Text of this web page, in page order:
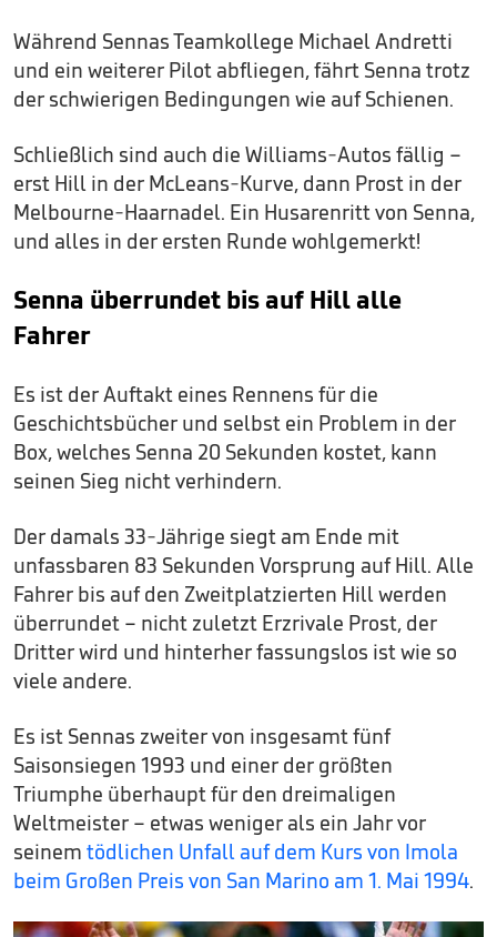
Während Sennas Teamkollege Michael Andretti
und ein weiterer Pilot abfliegen, fährt Senna trotz
der schwierigen Bedingungen wie auf Schienen.
Schließlich sind auch die Williams-Autos fällig –
erst Hill in der McLeans-Kurve, dann Prost in der
Melbourne-Haarnadel. Ein Husarenritt von Senna,
und alles in der ersten Runde wohlgemerkt!
Senna überrundet bis auf Hill alle
Fahrer
Es ist der Auftakt eines Rennens für die
Geschichtsbücher und selbst ein Problem in der
Box, welches Senna 20 Sekunden kostet, kann
seinen Sieg nicht verhindern.
Der damals 33-Jährige siegt am Ende mit
unfassbaren 83 Sekunden Vorsprung auf Hill. Alle
Fahrer bis auf den Zweitplatzierten Hill werden
überrundet – nicht zuletzt Erzrivale Prost, der
Dritter wird und hinterher fassungslos ist wie so
viele andere.
Es ist Sennas zweiter von insgesamt fünf
Saisonsiegen 1993 und einer der größten
Triumphe überhaupt für den dreimaligen
Weltmeister – etwas weniger als ein Jahr vor
seinem tödlichen Unfall auf dem Kurs von Imola
beim Großen Preis von San Marino am 1. Mai 1994.